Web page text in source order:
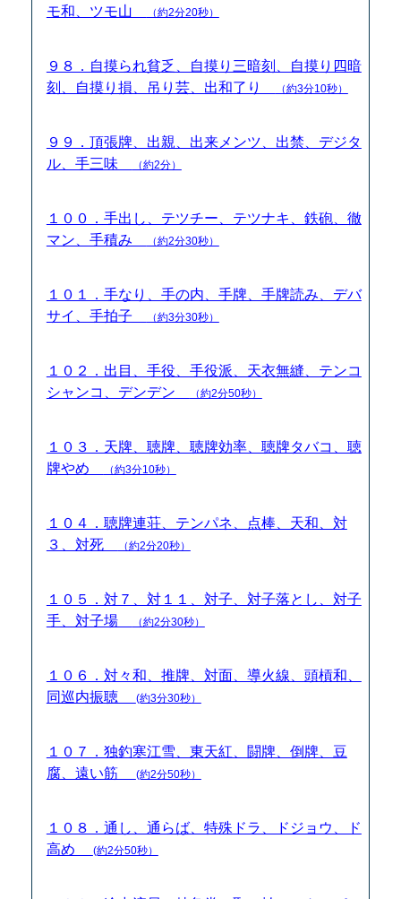
モ和、ツモ山
（約2分20秒）
９８．自摸られ貧乏、自摸り三暗刻、自摸り四暗
刻、自摸り損、吊り芸、出和了り
（約3分10秒）
９９．頂張牌、出親、出来メンツ、出禁、デジタ
ル、手三味
（約2分）
１００．手出し、テツチー、テツナキ、鉄砲、徹
マン、手積み
（約2分30秒）
１０１．手なり、手の内、手牌、手牌読み、デバ
サイ、手拍子
（約3分30秒）
１０２．出目、手役、手役派、天衣無縫、テンコ
シャンコ、デンデン
（約2分50秒）
１０３．天牌、聴牌、聴牌効率、聴牌タバコ、聴
牌やめ
（約3分10秒）
１０４．聴牌連荘、テンパネ、点棒、天和、対
３、対死
（約2分20秒）
１０５．対７、対１１、対子、対子落とし、対子
手、対子場
（約2分30秒）
１０６．対々和、推牌、対面、導火線、頭槓和、
同巡内振聴
(約3分30秒）
１０７．独釣寒江雪、東天紅、闘牌、倒牌、豆
腐、遠い筋
(約2分50秒）
１０８．通し、通らば、特殊ドラ、ドジョウ、ド
高め
(約2分50秒）